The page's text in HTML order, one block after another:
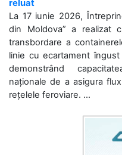
reluat
La 17 iunie 2026,
din Moldova” a realizat
transbordare a
linie cu ecartament
demonstrând
naționale de a asigura
rețelele feroviare. ...